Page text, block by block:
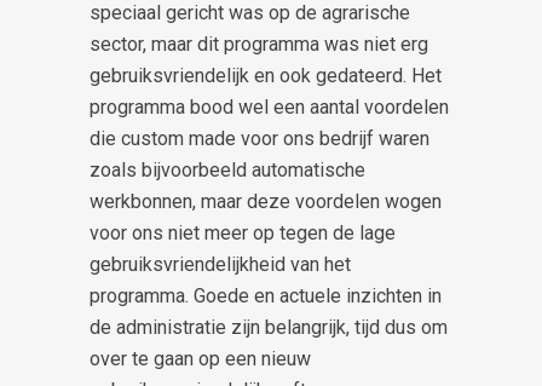
speciaal gericht was op de agrarische
sector, maar dit programma was niet erg
gebruiksvriendelijk en ook gedateerd. Het
programma bood wel een aantal voordelen
die custom made voor ons bedrijf waren
zoals bijvoorbeeld automatische
werkbonnen, maar deze voordelen wogen
voor ons niet meer op tegen de lage
gebruiksvriendelijkheid van het
programma. Goede en actuele inzichten in
de administratie zijn belangrijk, tijd dus om
over te gaan op een nieuw